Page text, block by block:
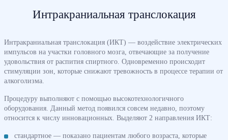
Интракраниальная транслокация
Интракраниальная транслокация (ИКТ) — воздействие электрических
импульсов на участки головного мозга, отвечающие за получение
удовольствия от распития спиртного. Одновременно происходит
стимуляции зон, которые снижают тревожность в процессе терапии от
алкоголизма.
Процедуру выполняют с помощью высокотехнологичного
оборудования. Данный метод появился совсем недавно, поэтому
относится к числу инновационных. Выделяют 2 направления ИКТ:
стандартное — показано пациентам любого возраста, которые